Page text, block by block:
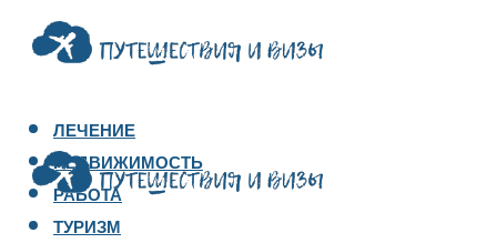
ЛЕЧЕНИЕ
НЕДВИЖИМОСТЬ
РАБОТА
ТУРИЗМ